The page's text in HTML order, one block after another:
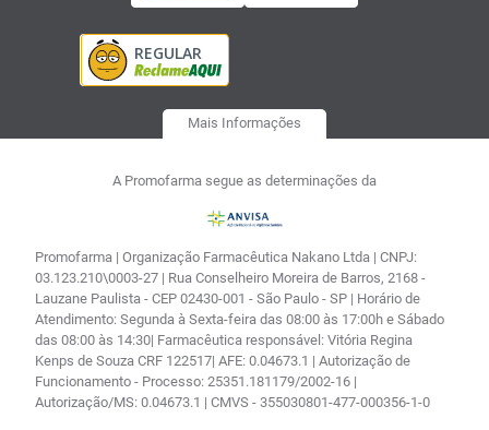
Mais Informações
A Promofarma segue as determinações da
Promofarma | Organização Farmacêutica Nakano Ltda | CNPJ:
03.123.210\0003-27 | Rua Conselheiro Moreira de Barros, 2168 -
Lauzane Paulista - CEP 02430-001 - São Paulo - SP | Horário de
Atendimento: Segunda à Sexta-feira das 08:00 às 17:00h e Sábado
das 08:00 às 14:30| Farmacêutica responsável: Vitória Regina
Kenps de Souza CRF 122517| AFE: 0.04673.1 | Autorização de
Funcionamento - Processo: 25351.181179/2002-16 |
Autorização/MS: 0.04673.1 | CMVS - 355030801-477-000356-1-0